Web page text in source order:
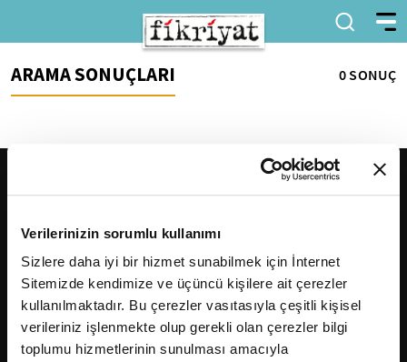
Verilerinizin sorumlu kullanımı
Sizlere daha iyi bir hizmet sunabilmek için İnternet
Sitemizde kendimize ve üçüncü kişilere ait çerezler
kullanılmaktadır. Bu çerezler vasıtasıyla çeşitli kişisel
verileriniz işlenmekte olup gerekli olan çerezler bilgi
toplumu hizmetlerinin sunulması amacıyla
ARAMA SONUÇLARI 0 SONUÇ
2026Fikriyat. Tüm hakları saklıdır.